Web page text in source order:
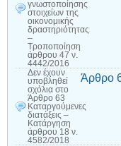
γνωστοποίησης
στοιχείων της
οικονομικής
δραστηριότητας
–
Τροποποίηση
άρθρου 47 ν.
4442/2016
Δεν έχουν
υποβληθεί
σχόλια στο
Άρθρο 63
Καταργούμενες
διατάξεις –
Κατάργηση
άρθρου 18 ν.
4582/2018
Άρθρο